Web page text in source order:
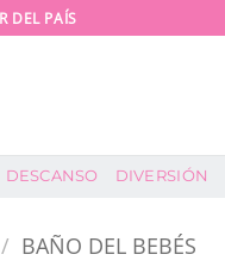
DEL PAÍS
DESCANSO DIVERSIÓN
/ BAÑO DEL BEBÉS